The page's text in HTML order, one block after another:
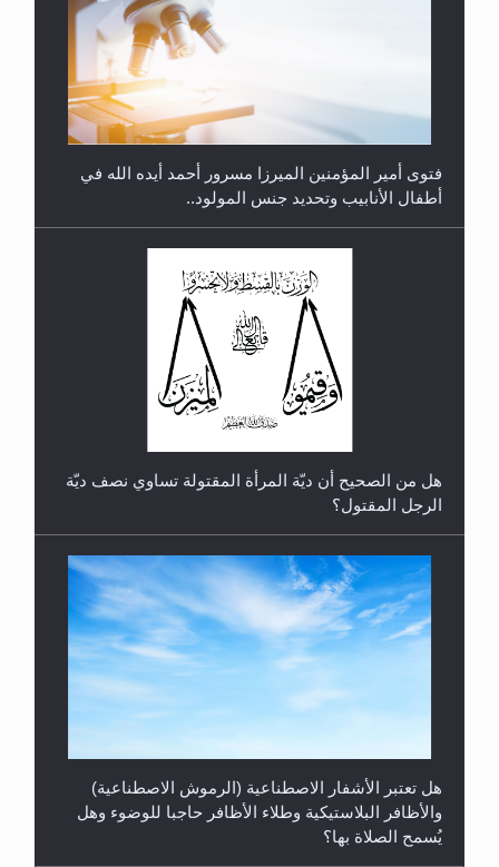
رأيٌ في لغة المسيح الموعود عليه السلام.. 4...
فتوى أمير المؤمنين الميرزا مسرور أحمد أيده الله في
أطفال الأنابيب وتحديد جنس المولود..
هل من الصحيح أن ديّة المرأة المقتولة تساوي نصف ديّة
الرجل المقتول؟
هل تعتبر الأشفار الاصطناعية (الرموش الاصطناعية)
والأظافر البلاستيكية وطلاء الأظافر حاجبا للوضوء وهل
يُسمح الصلاة بها؟